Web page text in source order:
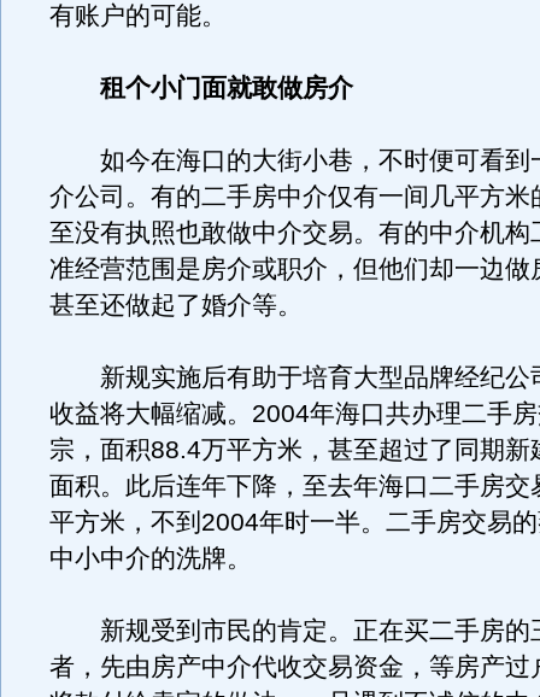
有账户的可能。
租个小门面就敢做房介
如今在海口的大街小巷，不时便可看到
介公司。有的二手房中介仅有一间几平方米
至没有执照也敢做中介交易。有的中介机构
准经营范围是房介或职介，但他们却一边做
甚至还做起了婚介等。
新规实施后有助于培育大型品牌经纪公
收益将大幅缩减。2004年海口共办理二手
宗，面积88.4万平方米，甚至超过了同期新
面积。此后连年下降，至去年海口二手房交
平方米，不到2004年时一半。二手房交易
中小中介的洗牌。
新规受到市民的肯定。正在买二手房的
者，先由房产中介代收交易资金，等房产过